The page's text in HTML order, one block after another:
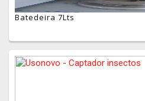
Batedeira 7Lts